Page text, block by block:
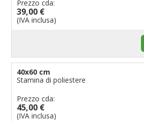
Prezzo cda:
39,00 €
(IVA inclusa)
40x60 cm
Stamina di poliestere
Prezzo cda:
45,00 €
(IVA inclusa)